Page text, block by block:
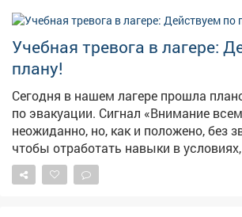
Учебная тревога в лагере:
плану!
Сегодня в нашем лагере прошла
по эвакуации. Сигнал «Внимание
неожиданно, но, как и положено, без
чтобы отработать навыки в
приближенных к реальным. Педагогический состав
организовал инсценировку пожара и